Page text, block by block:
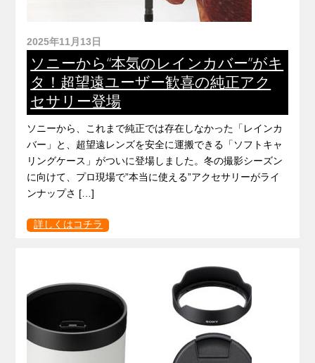
2025年11月13日
ソニーから“本気のレインカバー”がキ
タ！超望遠ユーザー歓喜の純正アク
セサリー登場
ソニーから、これまで純正では存在しなかった「レインカ
バー」と、超望遠レンズを安全に運搬できる「ソフトキャ
リングケース」がついに登場しました。冬の撮影シーズン
に向けて、プロ現場で”本当に使える”アクセサリーがライ
ンナップさ […]
詳しくはコチラ